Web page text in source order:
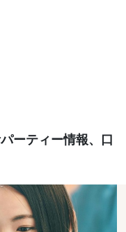
ーティー情報、口